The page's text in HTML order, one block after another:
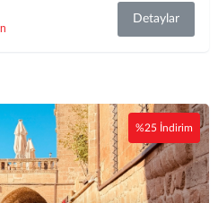
Detaylar
%25 İndirim